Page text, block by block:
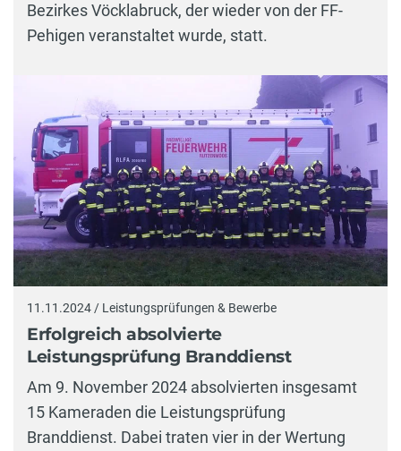
Bezirkes Vöcklabruck, der wieder von der FF-
Pehigen veranstaltet wurde, statt.
11.11.2024 / Leistungsprüfungen & Bewerbe
Erfolgreich absolvierte
Leistungsprüfung Branddienst
Am 9. November 2024 absolvierten insgesamt
15 Kameraden die Leistungsprüfung
Branddienst. Dabei traten vier in der Wertung